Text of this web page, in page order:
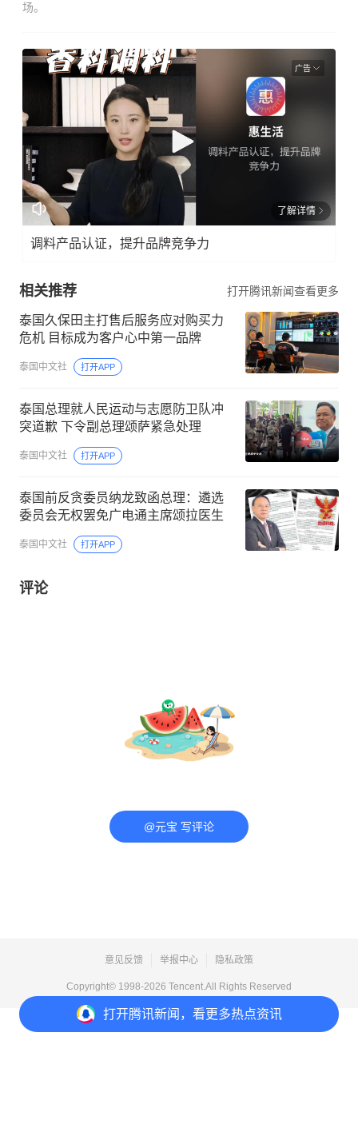
场。
打开腾讯新闻，看更多热点资讯
广告
了解详情
调料产品认证，提升品牌竞争力
相关推荐 打开腾讯新闻查看更多
泰国久保田主打售后服务应对购买力
危机 目标成为客户心中第一品牌
泰国中文社 打开APP
泰国总理就人民运动与志愿防卫队冲
突道歉 下令副总理颂萨紧急处理
泰国中文社 打开APP
泰国前反贪委员纳龙致函总理：遴选
委员会无权罢免广电通主席颂拉医生
泰国中文社 打开APP
评论
@元宝 写评论
意见反馈 举报中心 隐私政策
Copyright© 1998-2026 Tencent.All Rights Reserved